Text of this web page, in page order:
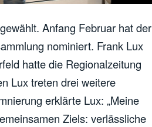
Anfang Februar hat der
nominiert. Frank Lux
hatte die Regionalzeitung
Lux treten drei weitere
erklärte Lux: „Meine
Ziels: verlässliche